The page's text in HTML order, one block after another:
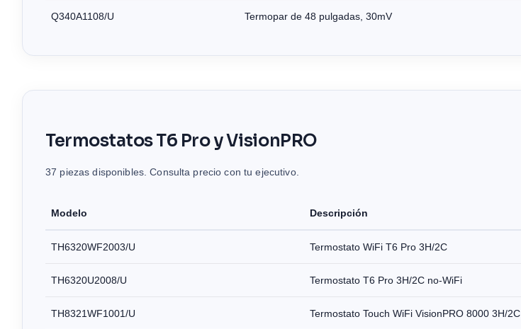
Q340A1108/U Termopar de 48 pulgadas, 30mV
Termostatos T6 Pro y VisionPRO
37 piezas disponibles. Consulta precio con tu ejecutivo.
Modelo Descripción
TH6320WF2003/U Termostato WiFi T6 Pro 3H/2C
TH6320U2008/U Termostato T6 Pro 3H/2C no-WiFi
TH8321WF1001/U Termostato Touch WiFi VisionPRO 8000 3H/2C